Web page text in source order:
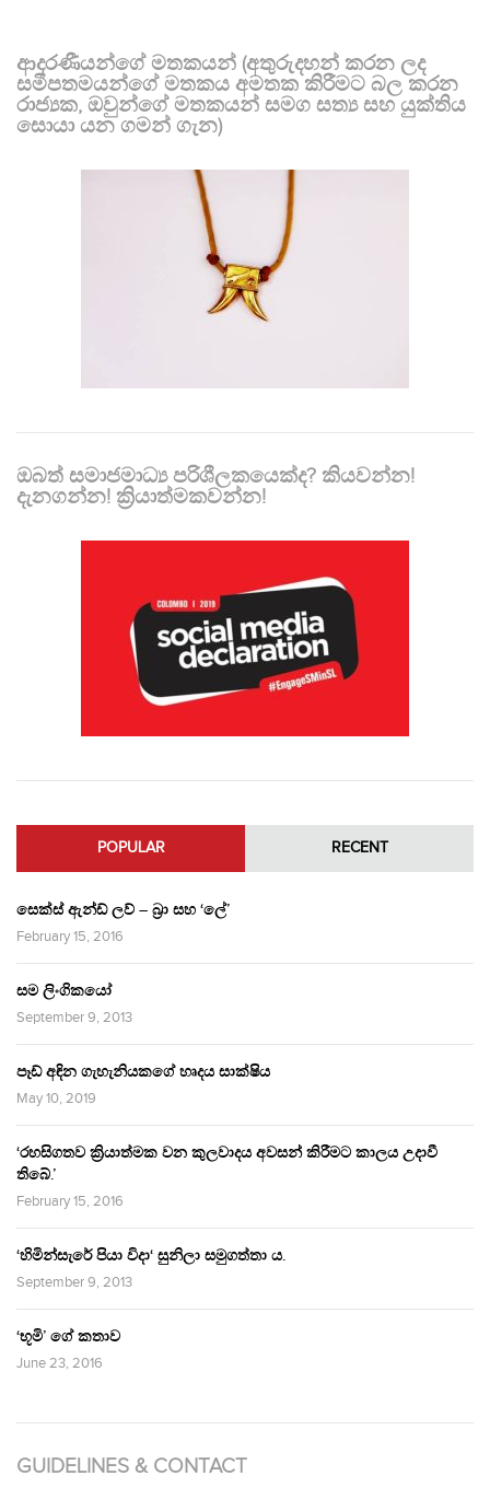
ආදරණීයන්ගේ මතකයන් (අතුරුදහන් කරන ලද
සමීපතමයන්ගේ මතකය අමතක කිරීමට බල කරන
රාජ්‍යක, ඔවුන්ගේ මතකයන් සමග සත්‍ය සහ යුක්තිය
සොයා යන ගමන් ගැන)
ඔබත් සමාජමාධ්‍ය පරිශීලකයෙක්ද? කියවන්න!
දැනගන්න! ක්‍රියාත්මකවන්න!
POPULAR RECENT
සෙක්ස් ඇන්ඩ් ලව් – බ්‍රා සහ ‘ලේ’
February 15, 2016
සම ලිංගිකයෝ
September 9, 2013
පෑඩ් අඳින ගැහැනියකගේ හෘදය සාක්ෂිය
May 10, 2019
‘රහසිගතව ක්‍රියාත්මක වන කුලවාදය අවසන් කිරීමට කාලය උදාවී
තිබේ.’
February 15, 2016
‘හිමින්සැරේ පියා විදා‘ සුනිලා සමුගත්තා ය.
September 9, 2013
‘භූමි’ ගේ කතාව
June 23, 2016
GUIDELINES & CONTACT